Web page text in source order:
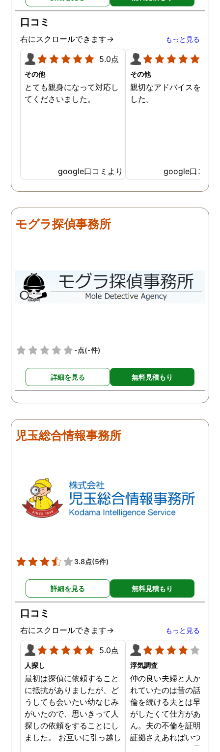
口コミ
右にスクロールできます→ もっと見る
5.0点
その他
とても親身になって対応し
てくださいました。
google口コミより
その他
親切なアドバイスを頂き
した。
google口コミ
モグラ探偵事務所
-点(-件)
詳細を見る 無料見積もり
児玉総合情報事務所
3.8点(5件)
詳細を見る 無料見積もり
口コミ
右にスクロールできます→ もっと見る
5.0点
人探し
最初は探偵に依頼すること
に抵抗がありましたが、ど
うしても会いたい幼なじみ
がいたので、思いきって人
探しの依頼をすることにし
ました。 お互いに引っ越し
浮気調査
仲の良い夫婦と人から言
れていたのは昔の話で、
倫を続ける夫とは早く離
がしたくて仕方がありま
ん。夫の不倫を証明でき
証拠さえあればいつでも
婚ができるのにと愚痴を